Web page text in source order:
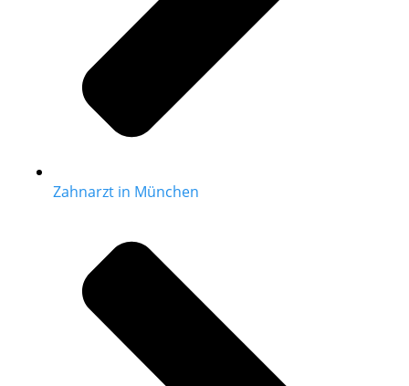
Zahnarzt in München